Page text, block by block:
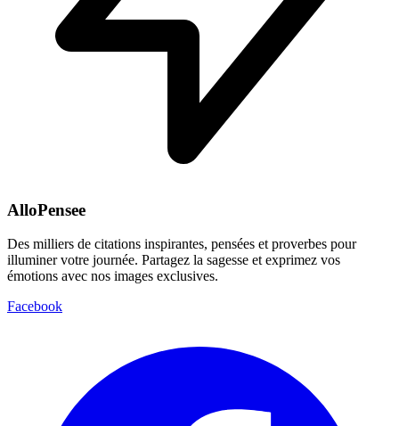
AlloPensee
Des milliers de citations inspirantes, pensées et proverbes pour
illuminer votre journée. Partagez la sagesse et exprimez vos
émotions avec nos images exclusives.
Facebook